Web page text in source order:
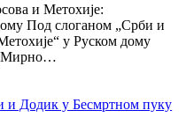
и Метохије:
Под слоганом „Срби и
у Руском дому
„Мирно…
и Додик у Бесмртном пуку